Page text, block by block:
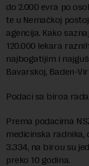
do 2.000 evra po
te u Nemačkoj
agencija. Kako
120.000 lekara
najbogatijim i
Bavarskoj, Baden-
Podaci sa biroa rada
Prema podacima
medicinska radnika,
3.334, na birou su
preko 10 godina.